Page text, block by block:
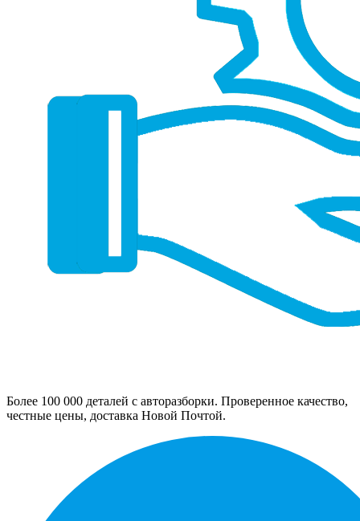
Более 100 000 деталей с авторазборки. Проверенное качество,
честные цены, доставка Новой Почтой.